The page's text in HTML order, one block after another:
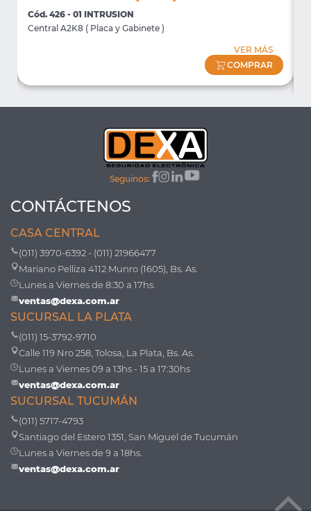
Cód. 426 - 01 INTRUSION
Central A2K8 ( Placa y Gabinete )
VER MÁS
COMPRAR
Seguinos:
CONTÁCTENOS
CASA CENTRAL
(011) 3970-6392 - (011) 21966477
Mariano Pelliza 4112 Munro (1605), Bs. As.
Lunes a Viernes de 8:30 a 17hs.
ventas@dexa.com.ar
SUCURSAL LA PLATA
(011) 15-3792-9710
Calle 119 Nro 258, Tolosa, La Plata, Bs. As.
Lunes a Viernes 09 a 13hs - 15 a 17:30hs
ventas@dexa.com.ar
SUCURSAL TUCUMÁN
(011) 5717-4793
Santiago del Estero 1351, San Miguel de Tucumán
Lunes a Viernes de 9 a 18hs.
ventas@dexa.com.ar